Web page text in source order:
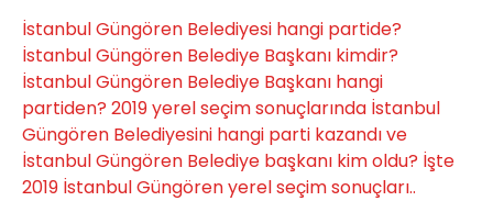
İstanbul Güngören Belediyesi hangi partide?
İstanbul Güngören Belediye Başkanı kimdir?
İstanbul Güngören Belediye Başkanı hangi
partiden? 2019 yerel seçim sonuçlarında İstanbul
Güngören Belediyesini hangi parti kazandı ve
İstanbul Güngören Belediye başkanı kim oldu? İşte
2019 İstanbul Güngören yerel seçim sonuçları..